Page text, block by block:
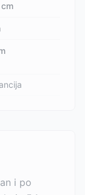
i po